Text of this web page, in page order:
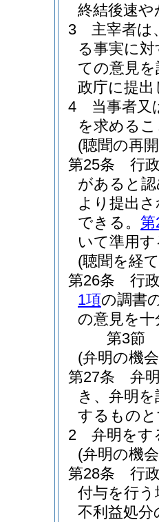
終結後速
3
主宰者は
る事実に
ての意見
政庁に提
4
当事者又
を求める
(聴聞の再
第25条
行
があると
より提出
できる。 第
いて準用
(聴聞を経
第26条
行
1項の調書
の意見を
第3節
(弁明の機
第27条
弁
き、弁明
するもの
2
弁明をす
(弁明の機
第28条
行
付与を行
不利益処